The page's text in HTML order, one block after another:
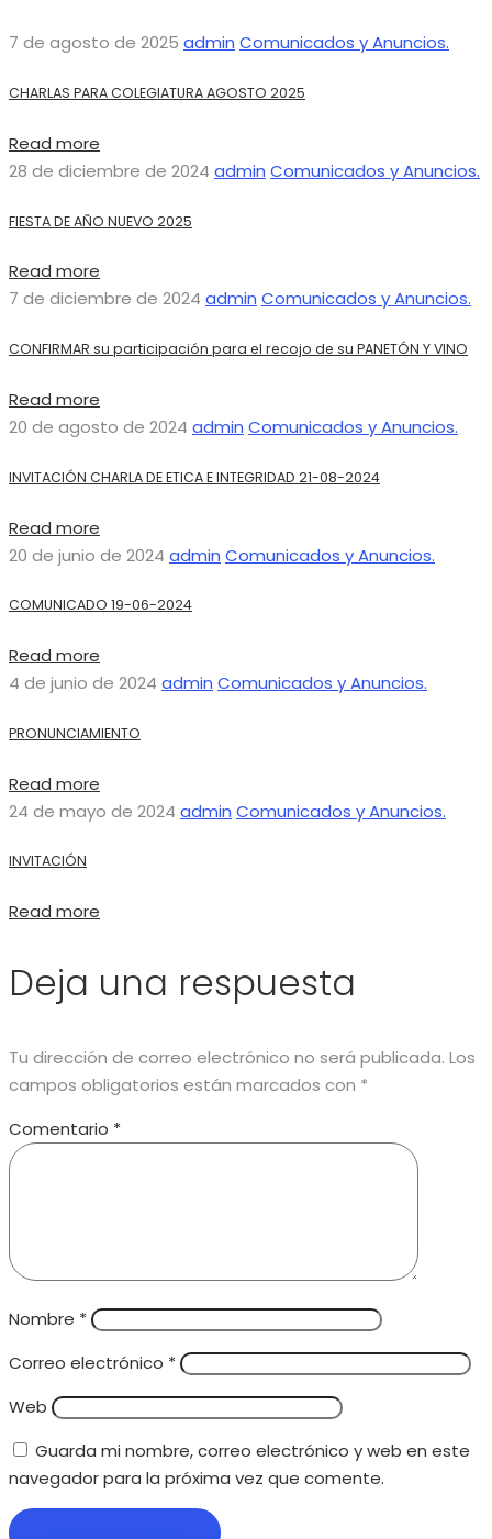
7 de agosto de 2025 admin Comunicados y Anuncios.
CHARLAS PARA COLEGIATURA AGOSTO 2025
Read more
28 de diciembre de 2024 admin Comunicados y Anuncios.
FIESTA DE AÑO NUEVO 2025
Read more
7 de diciembre de 2024 admin Comunicados y Anuncios.
CONFIRMAR su participación para el recojo de su PANETÓN Y VINO
Read more
20 de agosto de 2024 admin Comunicados y Anuncios.
INVITACIÓN CHARLA DE ETICA E INTEGRIDAD 21-08-2024
Read more
20 de junio de 2024 admin Comunicados y Anuncios.
COMUNICADO 19-06-2024
Read more
4 de junio de 2024 admin Comunicados y Anuncios.
PRONUNCIAMIENTO
Read more
24 de mayo de 2024 admin Comunicados y Anuncios.
INVITACIÓN
Read more
Deja una respuesta
Tu dirección de correo electrónico no será publicada. Los
campos obligatorios están marcados con *
Comentario *
Nombre *
Correo electrónico *
Web
Guarda mi nombre, correo electrónico y web en este
navegador para la próxima vez que comente.